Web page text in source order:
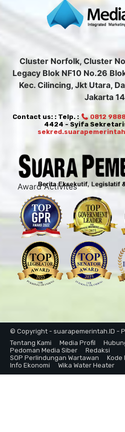
Cluster Norfolk, Cluster
Legacy Blok NF10 No.26
Kec. Cilincing, Jkt Utara,
Jakarta
Contact us: : Telp. : 0812
4424 - Syifa Sekretaris
Award Activites
© Copyright - suarapemerintah.ID -
Tentang Kami
Media Profil
Pedoman Media Siber
Redaksi
SOP Perlindungan Wartawan
Kode
Info Ekonomi
Wika Water Heater